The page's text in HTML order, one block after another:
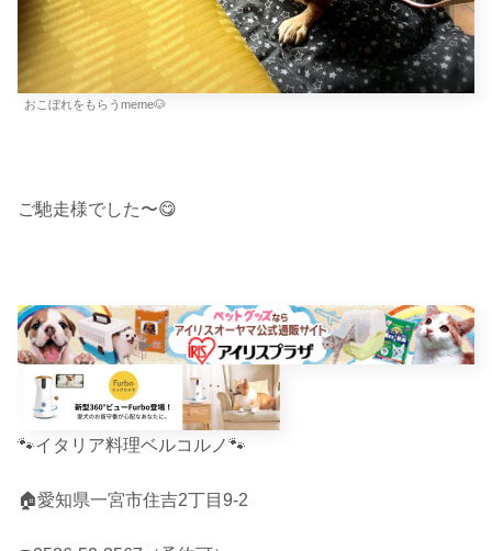
おこぼれをもらうmeme🐶
ご馳走様でした〜😋
🐾イタリア料理ベルコルノ🐾
🏠愛知県一宮市住吉2丁目9-2